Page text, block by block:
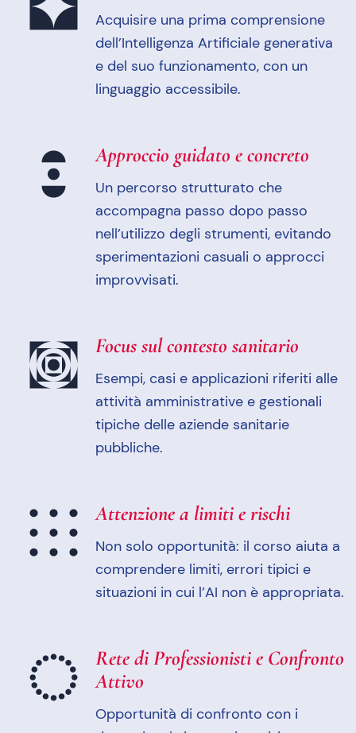
Acquisire una prima comprensione
dell’Intelligenza Artificiale generativa
e del suo funzionamento, con un
linguaggio accessibile.
Approccio guidato e concreto
Un percorso strutturato che
accompagna passo dopo passo
nell’utilizzo degli strumenti, evitando
sperimentazioni casuali o approcci
improvvisati.
Focus sul contesto sanitario
Esempi, casi e applicazioni riferiti alle
attività amministrative e gestionali
tipiche delle aziende sanitarie
pubbliche.
Attenzione a limiti e rischi
Non solo opportunità: il corso aiuta a
comprendere limiti, errori tipici e
situazioni in cui l’AI non è appropriata.
Rete di Professionisti e Confronto
Attivo
Opportunità di confronto con i